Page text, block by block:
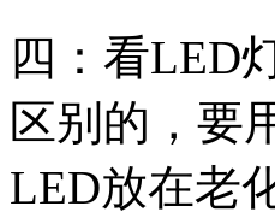
四：看LED
区别的，要
LED放在老